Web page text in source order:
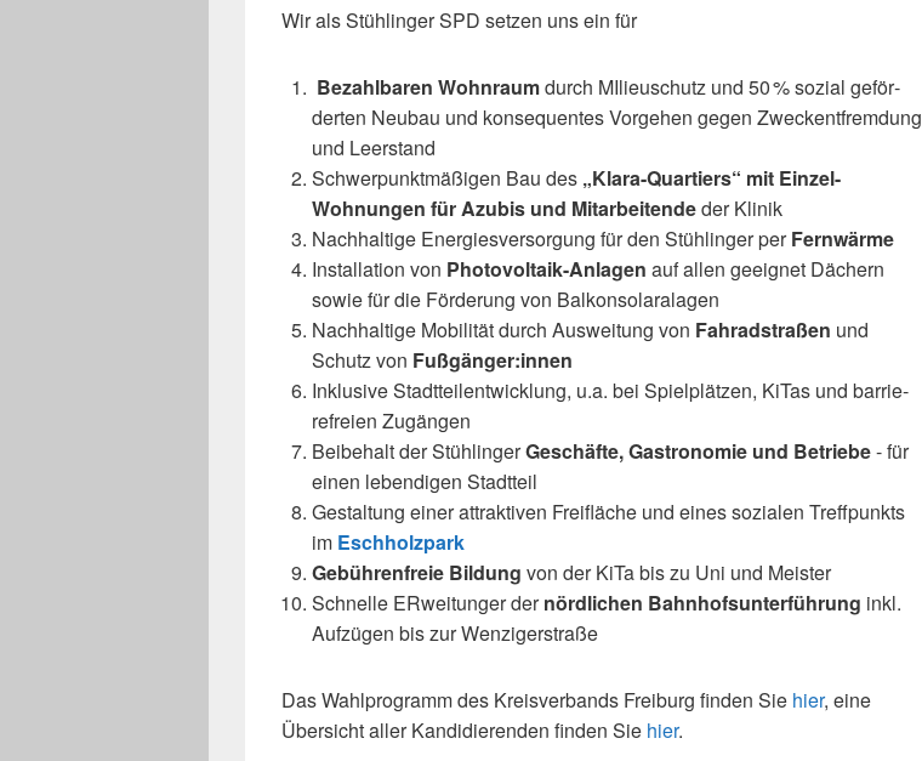
Wir als Stühlinger SPD set­zen uns ein für
Bezahlbaren Wohnraumdurch MIlieuschutz und 50 % sozial geför­
der­ten Neubau und kon­se­quen­tes Vorgehen gegen Zweckentfremdung
und Leerstand
Schwerpunktmäßigen Bau des „Klara-Quartiers“ mit Einzel-
Wohnungen für Azubis und Mitarbeitendeder Klinik
Nachhaltige Energiesversorgung für den Stühlinger perFernwärme
Installation von Photovoltaik-Anlagen auf allen geeig­net Dächern
sowie für die Förderung von Balkonsolaralagen
Nachhaltige Mobilität durch Ausweitung von Fahradstraßen und
Schutz von Fußgänger:innen
Inklusive Stadtteilentwicklung, u.a. bei Spielplätzen, KiTas und bar­rie­
re­freien Zugängen
Beibehalt der StühlingerGeschäfte, Gastronomie und Betriebe- für
einen leben­di­gen Stadtteil
Gestaltung einer attrak­ti­ven Freifläche und eines sozia­len Treffpunkts
im Eschholzpark
Gebührenfreie Bildung von der KiTa bis zu Uni und Meister
Schnelle ERweitunger dernörd­li­chen Bahnhofsunterführung inkl.
Aufzügen bis zur Wenzigerstraße
Das Wahlprogramm des Kreisverbands Freiburg fin­den Sie hier, eine
Übersicht aller Kandidierenden fin­den Sie hier.